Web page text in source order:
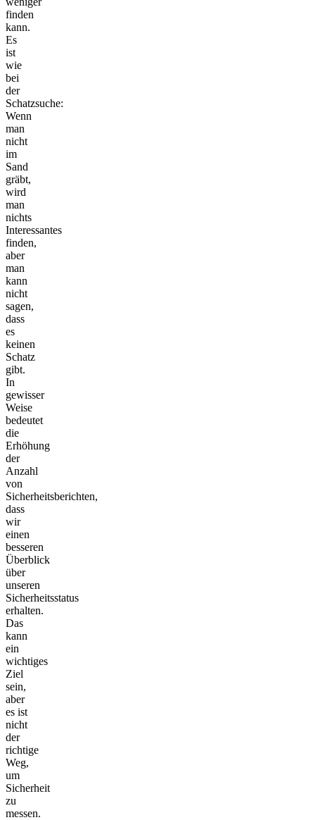
finden
kann.
Es
ist
wie
bei
der
Schatzsuche:
Wenn
man
nicht
im
Sand
gräbt,
wird
man
nichts
Interessantes
finden,
aber
man
kann
nicht
sagen,
dass
es
keinen
Schatz
gibt.
In
gewisser
Weise
bedeutet
die
Erhöhung
der
Anzahl
von
Sicherheitsberichten,
dass
wir
einen
besseren
Überblick
über
unseren
Sicherheitsstatus
erhalten.
Das
kann
ein
wichtiges
Ziel
sein,
aber
es ist
nicht
der
richtige
Weg,
um
Sicherheit
zu
messen.